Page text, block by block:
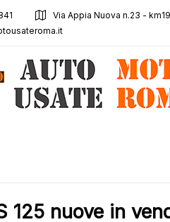
Via Appia Nuova n.23 -
125 nuove in